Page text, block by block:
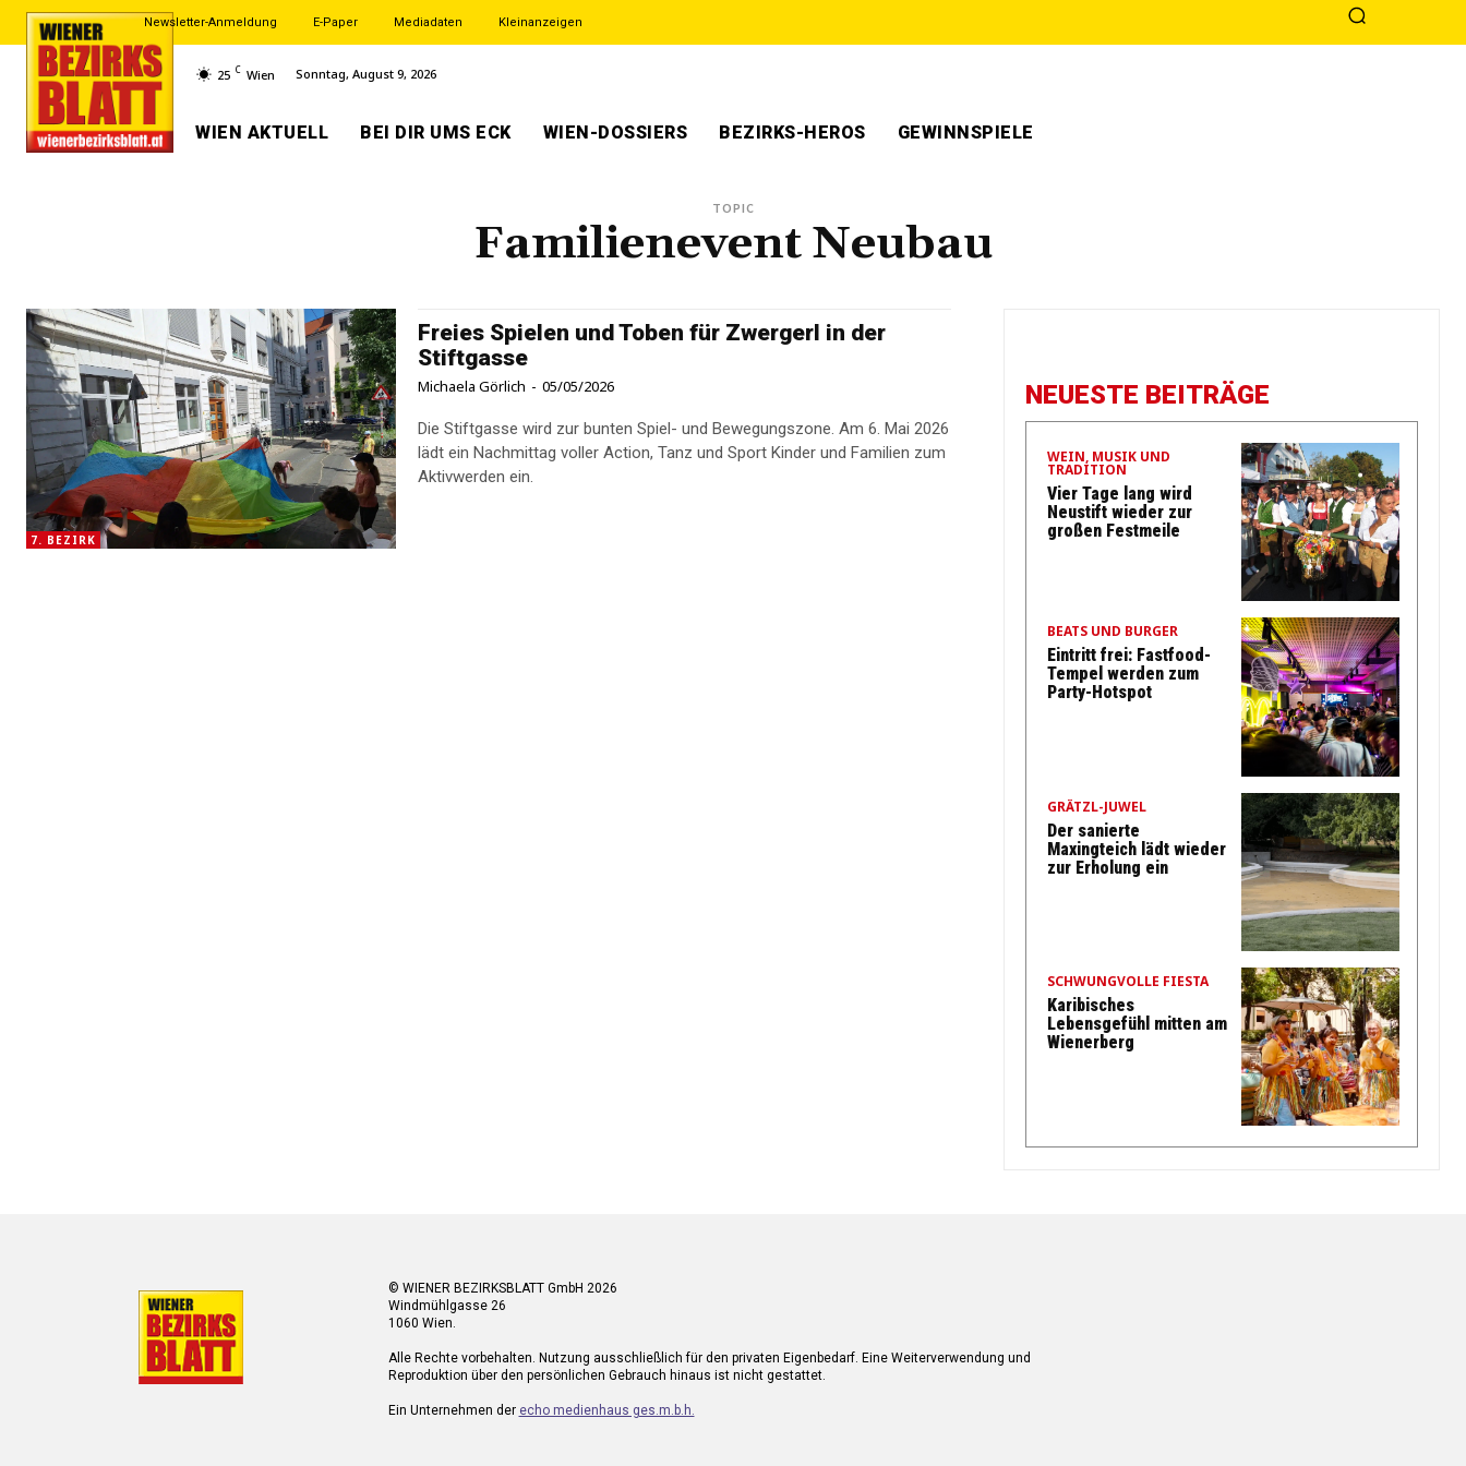
Newsletter-Anmeldung E-Paper Mediadaten Kleinanzeigen
25 C Wien Sonntag, August 9, 2026
WIEN AKTUELL BEI DIR UMS ECK WIEN-DOSSIERS BEZIRKS-HEROS GEWINNSPIELE
TOPIC
Familienevent Neubau
7. BEZIRK
Freies Spielen und Toben für Zwergerl in der
Stiftgasse
Michaela Görlich - 05/05/2026
Die Stiftgasse wird zur bunten Spiel- und Bewegungszone. Am 6. Mai 2026
lädt ein Nachmittag voller Action, Tanz und Sport Kinder und Familien zum
Aktivwerden ein.
NEUESTE BEITRÄGE
WEIN, MUSIK UND
TRADITION
Vier Tage lang wird
Neustift wieder zur
großen Festmeile
BEATS UND BURGER
Eintritt frei: Fastfood-
Tempel werden zum
Party-Hotspot
GRÄTZL-JUWEL
Der sanierte
Maxingteich lädt wieder
zur Erholung ein
SCHWUNGVOLLE FIESTA
Karibisches
Lebensgefühl mitten am
Wienerberg
© WIENER BEZIRKSBLATT GmbH 2026
Windmühlgasse 26
1060 Wien.
Alle Rechte vorbehalten. Nutzung ausschließlich für den privaten Eigenbedarf. Eine Weiterverwendung und
Reproduktion über den persönlichen Gebrauch hinaus ist nicht gestattet.
Ein Unternehmen der echo medienhaus ges.m.b.h.